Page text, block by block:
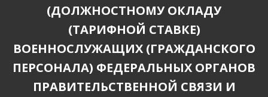
(ДОЛЖНОСТНОМУ ОКЛАДУ
(ТАРИФНОЙ СТАВКЕ)
ВОЕННОСЛУЖАЩИХ (ГРАЖДАНСКОГО
ПЕРСОНАЛА) ФЕДЕРАЛЬНЫХ ОРГАНОВ
ПРАВИТЕЛЬСТВЕННОЙ СВЯЗИ И